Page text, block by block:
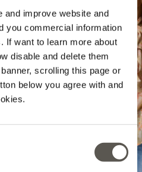
and improve website and
you commercial information
If want to learn more about
disable and delete them
scrolling this page or
below you agree with and
Next